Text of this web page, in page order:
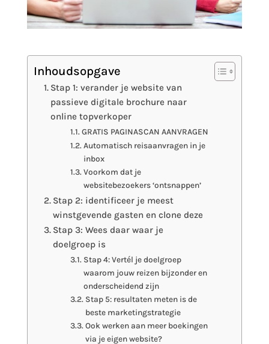
Inhoudsopgave
Stap 1: verander je website van
passieve digitale brochure naar
online topverkoper
GRATIS PAGINASCAN AANVRAGEN
Automatisch reisaanvragen in je
inbox
Voorkom dat je
websitebezoekers ‘ontsnappen’
Stap 2: identificeer je meest
winstgevende gasten en clone deze
Stap 3: Wees daar waar je
doelgroep is
Stap 4: Vertél je doelgroep
waarom jouw reizen bijzonder en
onderscheidend zijn
Stap 5: resultaten meten is de
beste marketingstrategie
Ook werken aan meer boekingen
via je eigen website?